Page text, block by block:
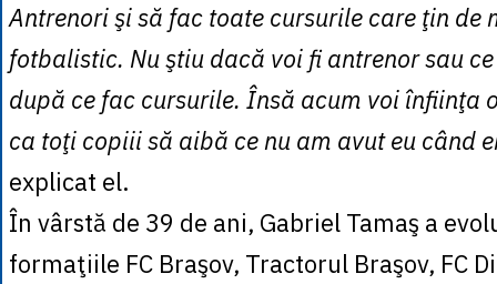
Antrenori şi să fac toate cursurile care ţin de
fotbalistic. Nu ştiu dacă voi fi antrenor sau
după ce fac cursurile. Însă acum voi înfiinţa
ca toţi copiii să aibă ce nu am avut eu când
explicat el.
În vârstă de 39 de ani, Gabriel Tamaş a
formaţiile FC Braşov, Tractorul Braşov, FC